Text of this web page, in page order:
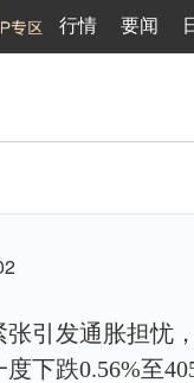
行情 要闻
张引发通胀担忧
下跌0.56%至